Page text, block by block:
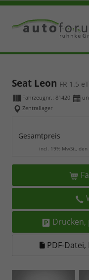
Seat Leon FR 1.5
Fahrzeugnr.: 81420
Zentrallager
Gesamtpreis
incl. 19% MwSt.,
Drucken,
PDF-Datei,